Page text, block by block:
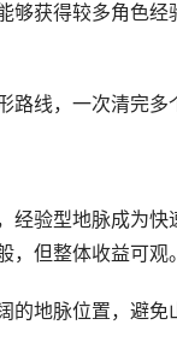
够获得较多角色
线，一次清完多
经验型地脉成为
但整体收益可观。
的地脉位置，避